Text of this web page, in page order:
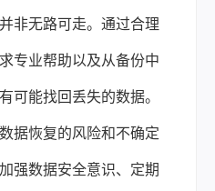
非无路可走。通过合理
专业帮助以及从备份中
可能找回丢失的数据。
据恢复的风险和不确定
强数据安全意识、定期